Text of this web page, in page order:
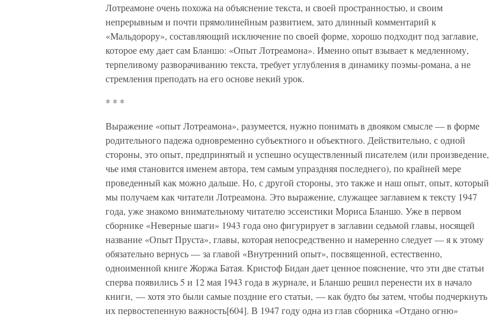
Лотреамоне очень похожа на объяснение текста, и своей пространностью, и своим
непрерывным и почти прямолинейным развитием, зато длинный комментарий к
«Мальдорору», составляющий исключение по своей форме, хорошо подходит под заглавие,
которое ему дает сам Бланшо: «Опыт Лотреамона». Именно опыт взывает к медленному,
терпеливому разворачиванию текста, требует углубления в динамику поэмы-романа, а не
стремления преподать на его основе некий урок.
* * *
Выражение «опыт Лотреамона», разумеется, нужно понимать в двояком смысле — в форме
родительного падежа одновременно субъектного и объектного. Действительно, с одной
стороны, это опыт, предпринятый и успешно осуществленный писателем (или произведение,
чье имя становится именем автора, тем самым упраздняя последнего), по крайней мере
проведенный как можно дальше. Но, с другой стороны, это также и наш опыт, опыт, который
мы получаем как читатели Лотреамона. Это выражение, служащее заглавием к тексту 1947
года, уже знакомо внимательному читателю эссеистики Мориса Бланшо. Уже в первом
сборнике «Неверные шаги» 1943 года оно фигурирует в заглавии седьмой главы, носящей
название «Опыт Пруста», главы, которая непосредственно и намеренно следует — я к этому
обязательно вернусь — за главой «Внутренний опыт», посвященной, естественно,
одноименной книге Жоржа Батая. Кристоф Бидан дает ценное пояснение, что эти две статьи
сперва появились 5 и 12 мая 1943 года в журнале, и Бланшо решил перенести их в начало
книги, — хотя это были самые поздние его статьи, — как будто бы затем, чтобы подчеркнуть
их первостепенную важность[604]. В 1947 году одна из глав сборника «Отдано огню»